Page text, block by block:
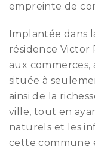
empreinte de
Implantée dans
résidence Victor
aux
située à
ainsi de la
ville, tout en
naturels et les
cette commune